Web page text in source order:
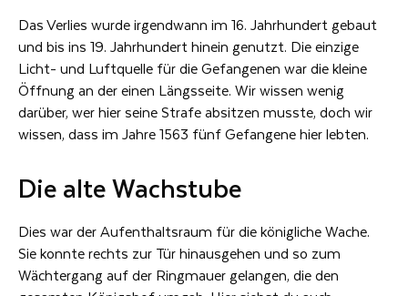
Das Verlies wurde irgendwann im 16. Jahrhundert gebaut
und bis ins 19. Jahrhundert hinein genutzt. Die einzige
Licht- und Luftquelle für die Gefangenen war die kleine
Öffnung an der einen Längsseite. Wir wissen wenig
darüber, wer hier seine Strafe absitzen musste, doch wir
wissen, dass im Jahre 1563 fünf Gefangene hier lebten.
Die alte Wachstube
Dies war der Aufenthaltsraum für die königliche Wache.
Sie konnte rechts zur Tür hinausgehen und so zum
Wächtergang auf der Ringmauer gelangen, die den